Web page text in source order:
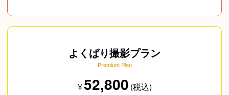
よくばり撮影プラン
Premium Plan
¥52,800 (税込)